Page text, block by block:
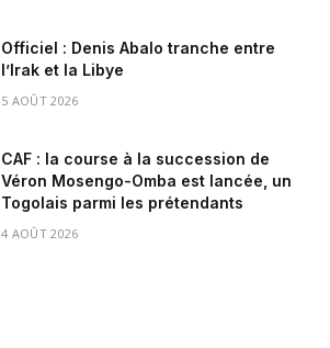
Officiel : Denis Abalo tranche entre
l’Irak et la Libye
5 AOÛT 2026
CAF : la course à la succession de
Véron Mosengo-Omba est lancée, un
Togolais parmi les prétendants
4 AOÛT 2026